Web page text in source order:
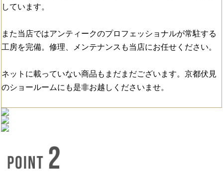
しています。
また当店ではアンティークのプロフェッショナルが常駐する
工房を完備。修理、メンテナンスも当店にお任せください。
ネットに載っていない商品もまだまだございます。京都伏見
のショールームにも是非お越しくださいませ。